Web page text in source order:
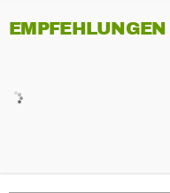
EMPFEHLUNGEN